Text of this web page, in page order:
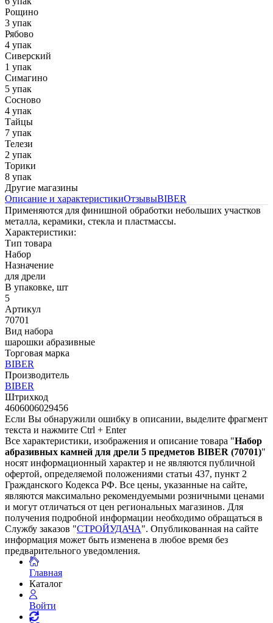
Рощино
3 упак
Рябово
4 упак
Сиверский
1 упак
Симагино
5 упак
Сосново
4 упак
Тайцы
7 упак
Телези
2 упак
Торики
8 упак
Другие магазины
Описание и характеристикиОтзывыBIBER
Применяются для финишной обработки небольших участков
металла, керамики, стекла и пластмассы.
Характеристики:
Тип товара
Набор
Назначение
для дрели
В упаковке, шт
5
Артикул
70701
Вид набора
шарошки абразивные
Торговая марка
BIBER
Производитель
BIBER
Штрихкод
4606006029456
Если Вы обнаружили ошибку в описании, выделите фрагмент
текста и нажмите Ctrl + Enter
Все характеристики, изображения и описание товара "Набор
абразивных камней для дрели 5 предметов BIBER (70701)"
носят информационный характер и не являются публичной
офертой, определяемой положениями статьи 437, пункт 2
Гражданского Кодекса РФ. Все цены, указанные на сайте,
являются максимально рекомендуемыми розничными ценами
и могут отличаться от цен региональных магазинов. Для
получения подробной информации необходимо обращаться в
Службу заказов "СТРОЙУДАЧА". Опубликованная на сайте
информация может быть изменена в любое время без
предварительного уведомления.
Главная
Каталог
Войти